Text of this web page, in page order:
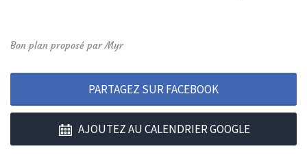
Bon plan proposé par Myr
PARTAGEZ SUR FACEBOOK
AJOUTEZ AU CALENDRIER GOOGLE